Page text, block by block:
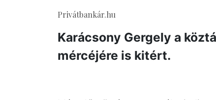
Privátbankár.hu
Karácsony Gergely a
mércéjére is kitért.